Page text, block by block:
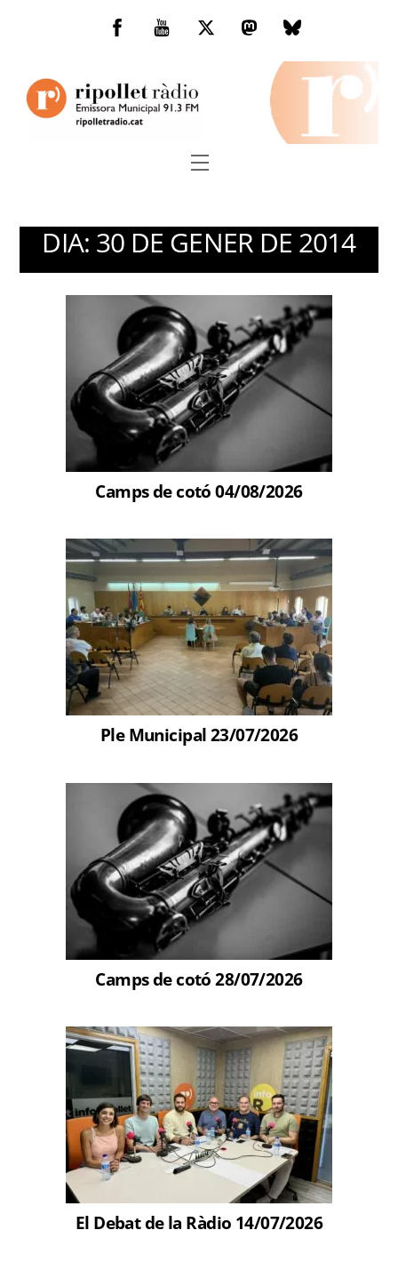
Facebook
You
TwitterMastodonBluesky
Menu
DIA: 30 DE GENER DE 2014
Camps de cotó 04/08/2026
Ple Municipal 23/07/2026
Camps de cotó 28/07/2026
El Debat de la Ràdio 14/07/2026